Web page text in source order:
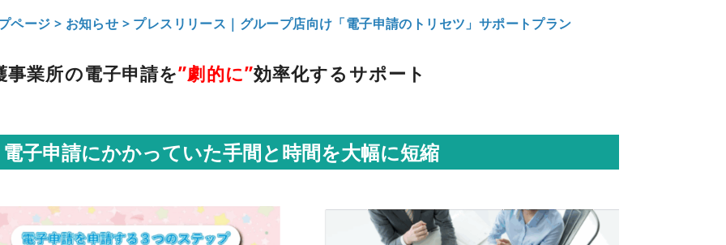
ページ > お知らせ > プレスリリース｜グループ店向け「電子申請のトリセツ」サポートプラン
事業所の電子申請を”劇的に”効率化するサポート
電子申請にかかっていた手間と時間を大幅に短縮